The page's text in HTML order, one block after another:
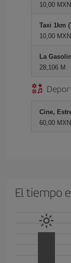
10,00 MXN
Taxi 1km
10,00 MXN
La
28,106 M
Cine,
60,00 MXN
El tiempo